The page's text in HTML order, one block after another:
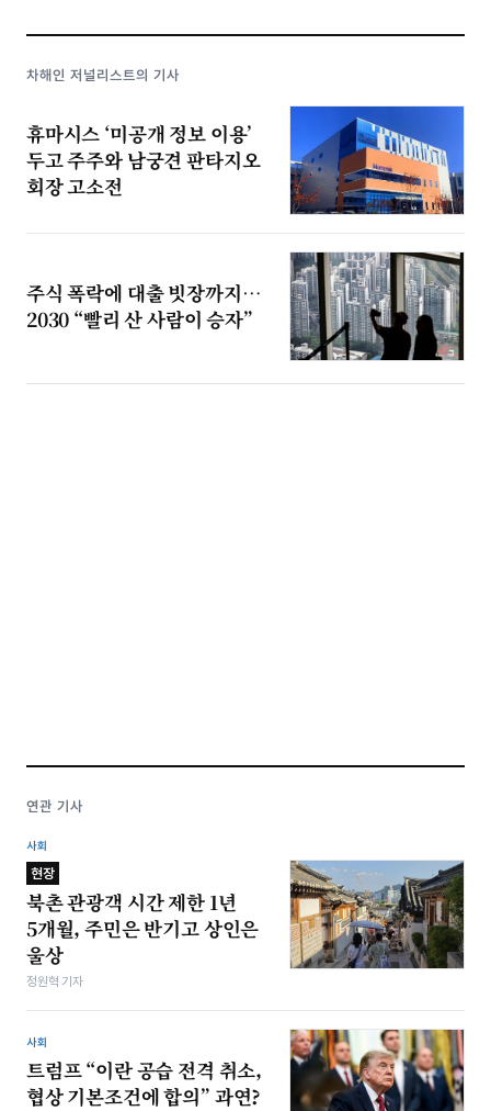
차해인 저널리스트의 기사
휴마시스 ‘미공개 정보 이용’
두고 주주와 남궁견 판타지오
회장 고소전
주식 폭락에 대출 빗장까지…
2030 “빨리 산 사람이 승자”
연관 기사
사회
현장
북촌 관광객 시간 제한 1년
5개월, 주민은 반기고 상인은
울상
정원혁 기자
사회
트럼프 “이란 공습 전격 취소,
협상 기본조건에 합의” 과연?